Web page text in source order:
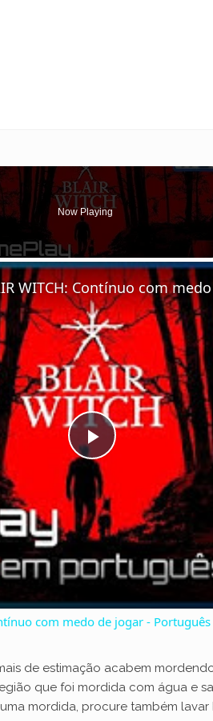
Now Playing
P
l
a
y
i
com medo de jogar -
de estimação acabem
que foi mordida com água e
mordida, procure também lavar